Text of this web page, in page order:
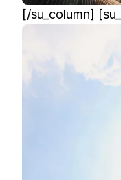
[/su_column]